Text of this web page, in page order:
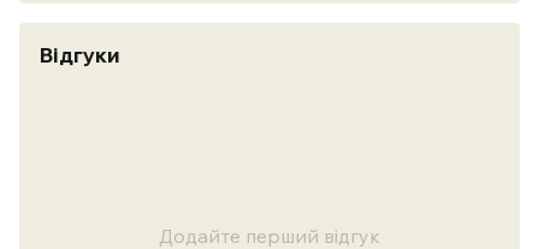
Відгуки
Додайте перший відгук